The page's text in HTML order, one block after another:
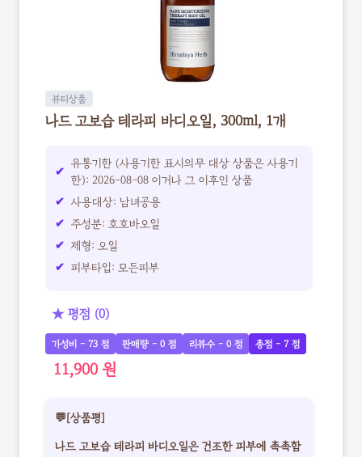
뷰티상품
나드 고보습 테라피 바디오일, 300ml, 1개
유통기한 (사용기한 표시의무 대상 상품은 사용기
한): 2026-08-08 이거나 그 이후인 상품
사용대상: 남녀공용
주성분: 호호바오일
제형: 오일
피부타입: 모든피부
★ 평점 (0)
가성비 - 73 점 판매량 - 0 점 리뷰수 - 0 점 총점 - 7 점
11,900 원
💬[상품평]
나드 고보습 테라피 바디오일은 건조한 피부에 촉촉함